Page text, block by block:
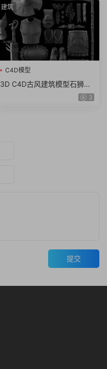
建筑
C4D模型
3D C4D古风建筑模型石狮龙
斗篷石头酒壶木屐蟾蜍 obj z3
提交